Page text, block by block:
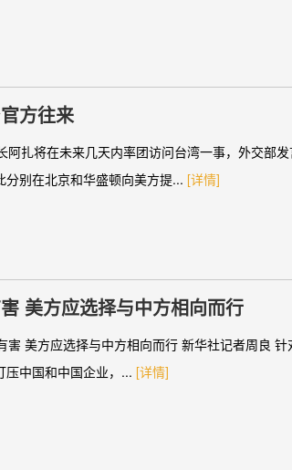
方往来
扎将在未来几天内率团访问台湾一事，外交部
别在北京和华盛顿向美方提... [详情]
美方应选择与中方相向而行
美方应选择与中方相向而行 新华社记者周良
压中国和中国企业，... [详情]